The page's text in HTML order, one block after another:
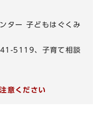
ター 子どもはぐくみ
5119、子育て相談
意ください